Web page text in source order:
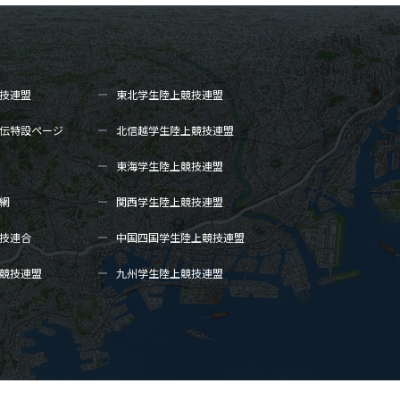
連盟 東北学生陸上競技連盟
特設ページ 北信越学生陸上競技連盟
東海学生陸上競技連盟
関西学生陸上競技連盟
連合 中国四国学生陸上競技連盟
技連盟 九州学生陸上競技連盟